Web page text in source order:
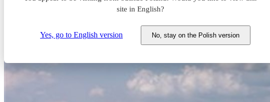
site in English?
Yes, go to English version No, stay on the Polish version
Panattoni zakupiło grunt pod park w
30 kwietnia 2020